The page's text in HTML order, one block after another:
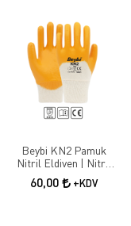
Beybi KN2 Pamuk
Nitril Eldiven | Nitril
Kaplama İş Güvenliği
Eldiveni
60,00 +KDV